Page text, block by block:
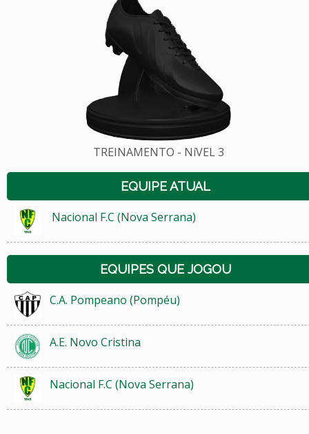
TREINAMENTO - NíVEL 3
EQUIPE ATUAL
Nacional F.C (Nova Serrana)
EQUIPES QUE JOGOU
C.A. Pompeano (Pompéu)
A.E. Novo Cristina
Nacional F.C (Nova Serrana)